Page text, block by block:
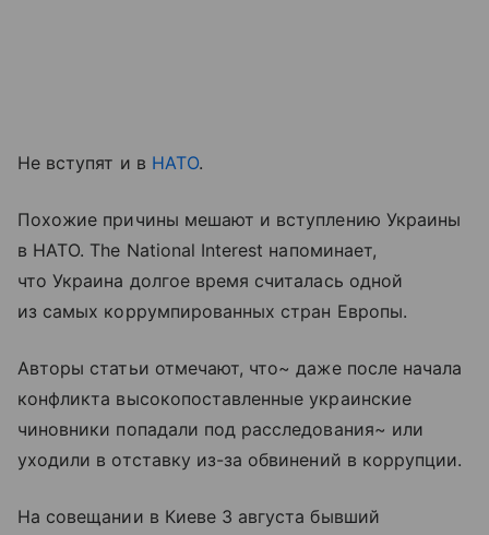
Не вступят и в НАТО.
Похожие причины мешают и вступлению Украины
в НАТО. The National Interest напоминает,
что Украина долгое время считалась одной
из самых коррумпированных стран Европы.
Авторы статьи отмечают, что~ даже после начала
конфликта высокопоставленные украинские
чиновники попадали под расследования~ или
уходили в отставку из-за обвинений в коррупции.
На совещании в Киеве 3 августа бывший